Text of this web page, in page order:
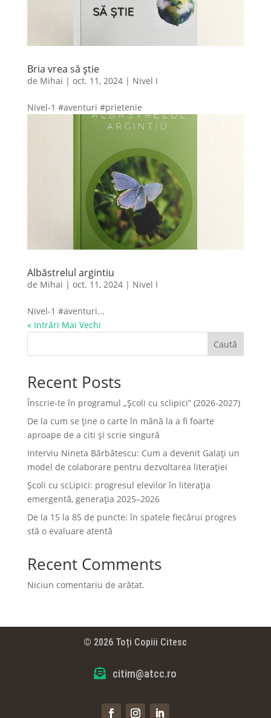
Bria vrea să știe
de Mihai | oct. 11, 2024| Nivel I
Nivel-1 #aventuri #prietenie
Albăstrelul argintiu
de Mihai | oct. 11, 2024| Nivel I
Nivel-1 #aventuri...
« Intrări Mai Vechi
Caută
Recent Posts
Înscrie-te în programul „Școli cu sclipici” (2026-2027)
De la cum se ține o carte în mână la a fi foarte
aproape de a citi și scrie singură
Interviu Nineta Bărbătescu: Cum a devenit Galați un
model de colaborare pentru dezvoltarea literației
Școli cu scLipici: progresul elevilor în literația
emergentă, generația 2025–2026
De la 15 la 85 de puncte: în spatele fiecărui progres
stă o evaluare atentă
Recent Comments
Niciun comentariu de arătat.
© 2026 Toți Copiii Citesc
 citim@atcc.ro